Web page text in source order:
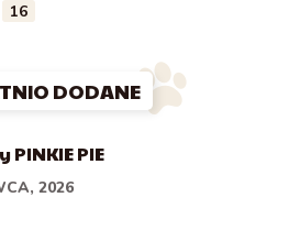
16
DODANE
PINKIE PIE
2026